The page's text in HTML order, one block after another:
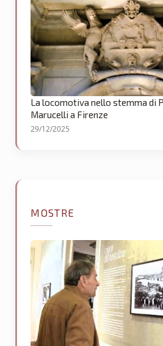
La locomotiva nello stemma di
Marucelli a Firenze
29/12/2025
MOSTRE